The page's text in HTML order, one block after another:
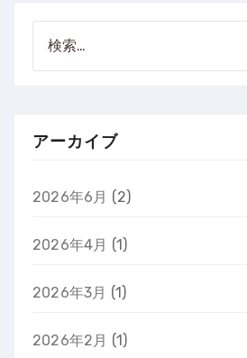
アーカイブ
2026年6月 (2)
2026年4月 (1)
2026年3月 (1)
2026年2月 (1)